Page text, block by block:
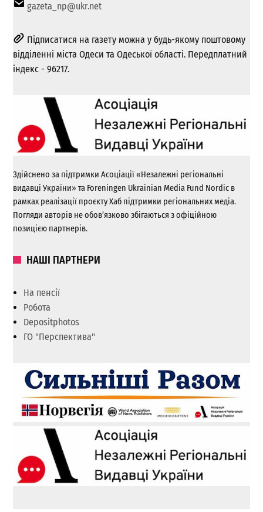
gazeta_np@ukr.net
Підписатися на газету можна у будь-якому поштовому
відділенні міста Одеси та Одеської області. Передплатний
індекс - 96217.
Здійснено за підтримки Асоціації «Незалежні регіональні
видавці України» та Foreningen Ukrainian Media Fund Nordic в
рамках реалізації проєкту Хаб підтримки регіональних медіа.
Погляди авторів не обов’язково збігаються з офіційною
позицією партнерів.
НАШІ ПАРТНЕРИ
На пенсії
Робота
Depositphotos
ГО "Перспектива"